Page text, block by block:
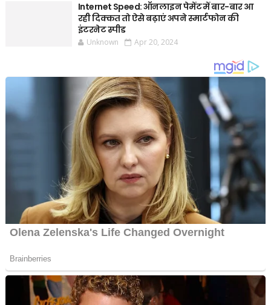
Internet Speed: ऑनलाइन पेमेंट में बार-बार आ
रही दिक्कत तो ऐसे बढ़ाएं अपने स्मार्टफोन की
इंटरनेट स्पीड
Unknown Apr 20, 2024